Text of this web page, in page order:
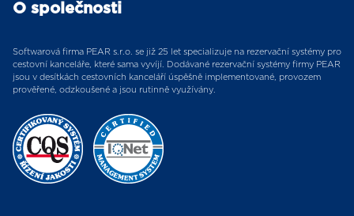
O společnosti
Softwarová firma PEAR s.r.o. se již 25 let specializuje na rezervační systémy pro
cestovní kanceláře, které sama vyvíjí. Dodávané rezervační systémy firmy PEAR
jsou v desítkách cestovních kanceláří úspěšně implementované, provozem
prověřené, odzkoušené a jsou rutinně využívány.